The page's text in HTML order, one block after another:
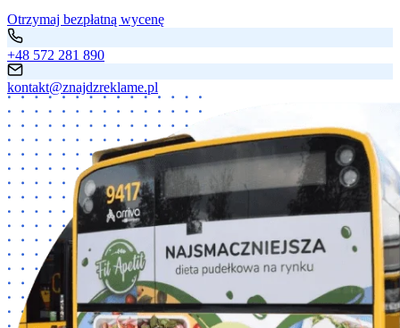
Otrzymaj bezpłatną wycenę
+48 572 281 890
kontakt@znajdzreklame.pl